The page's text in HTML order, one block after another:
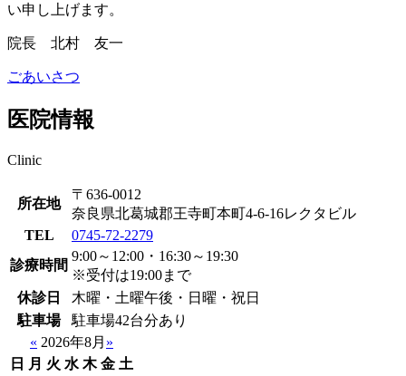
い申し上げます。
院長 北村 友一
ごあいさつ
医院情報
Clinic
所在地
〒636-0012
奈良県北葛城郡王寺町本町4-6-16レクタビル
TEL
0745-72-2279
診療時間
9:00～12:00・16:30～19:30
※受付は19:00まで
休診日
木曜・土曜午後・日曜・祝日
駐車場
駐車場42台分あり
« 2026年8月 »
日
月 火 水 木 金 土